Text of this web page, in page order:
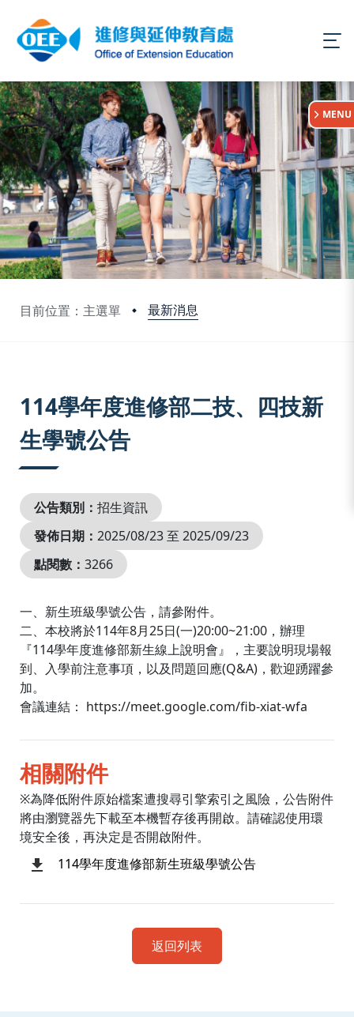
目前位置：主選單 最新消息
:::
MENU
114學年度進修部二技、四技新
生學號公告
公告類別： 招生資訊
發佈日期： 2025/08/23 至 2025/09/23
點閱數： 3266
一、新生班級學號公告，請參附件。
二、本校將於114年8月25日(一)20:00~21:00，辦理
『114學年度進修部新生線上說明會』，主要說明現場報
到、入學前注意事項，以及問題回應(Q&A)，歡迎踴躍參
加。
會議連結： https://meet.google.com/fib-xiat-wfa
相關附件
※為降低附件原始檔案遭搜尋引擎索引之風險，公告附件
將由瀏覽器先下載至本機暫存後再開啟。請確認使用環
境安全後，再決定是否開啟附件。
114學年度進修部新生班級學號公告
返回列表